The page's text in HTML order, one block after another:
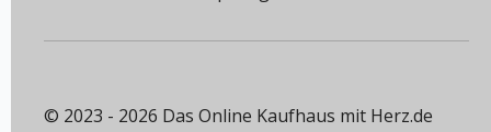
© 2023 - 2026 Das Online Kaufhaus mit Herz.de